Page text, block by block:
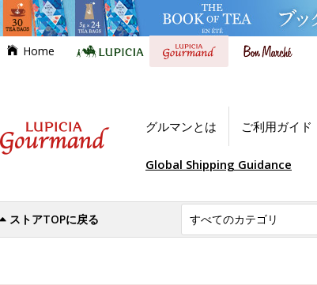
Home
グルマンとは ご利用ガイド
Global Shipping Guidance
ストアTOPに戻る